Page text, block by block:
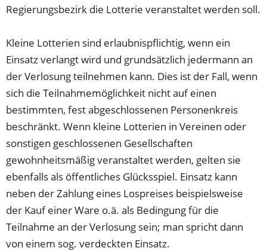
Regierungsbezirk die Lotterie veranstaltet werden soll.
Kleine Lotterien sind erlaubnispflichtig, wenn ein
Einsatz verlangt wird und grundsätzlich jedermann an
der Verlosung teilnehmen kann. Dies ist der Fall, wenn
sich die Teilnahmemöglichkeit nicht auf einen
bestimmten, fest abgeschlossenen Personenkreis
beschränkt. Wenn kleine Lotterien in Vereinen oder
sonstigen geschlossenen Gesellschaften
gewohnheitsmäßig veranstaltet werden, gelten sie
ebenfalls als öffentliches Glücksspiel. Einsatz kann
neben der Zahlung eines Lospreises beispielsweise
der Kauf einer Ware o.ä. als Bedingung für die
Teilnahme an der Verlosung sein; man spricht dann
von einem sog. verdeckten Einsatz.